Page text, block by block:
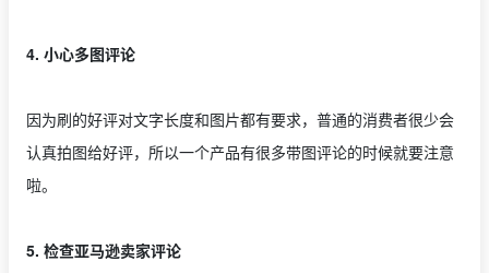
4. 小心多图评论
因为刷的好评对文字长度和图片都有要求，普通的消费者很少会
认真拍图给好评，所以一个产品有很多带图评论的时候就要注意
啦。
5. 检查亚马逊卖家评论